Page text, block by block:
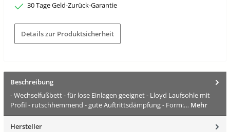
30 Tage Geld-Zurück-Garantie
Details zur Produktsicherheit
Beschreibung
- Wechselfußbett - für lose Einlagen geeignet - Lloyd Laufsohle mit
Profil - rutschhemmend - gute Auftrittsdämpfung - Form:… Mehr
Hersteller